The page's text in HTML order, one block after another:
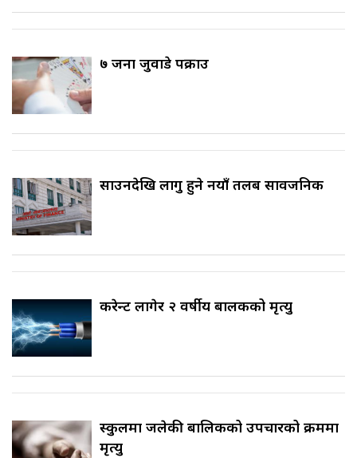
७ जना जुवाडे पक्राउ
साउनदेखि लागु हुने नयाँ तलब सार्वजनिक
करेन्ट लागेर २ वर्षीय बालकको मृत्यु
स्कुलमा जलेकी बालिकको उपचारको क्रममा
मृत्यु